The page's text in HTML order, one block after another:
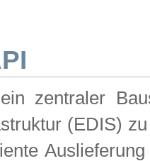
zentraler
(EDIS)